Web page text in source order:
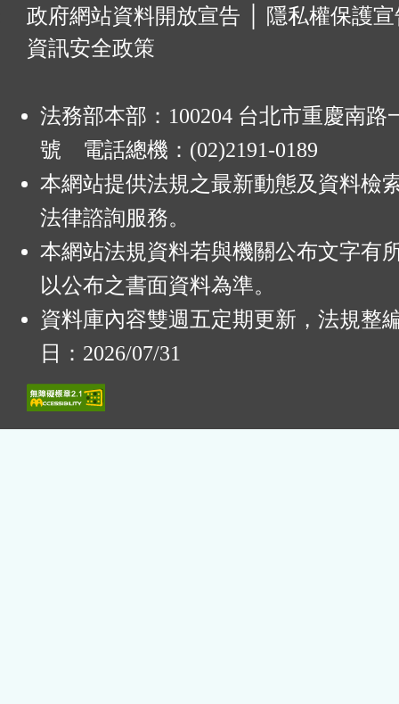
政府網站資料開放宣告
隱私權保護
資訊安全政策
法務部本部：100204 台北市重慶南路
號 電話總機：(02)2191-0189
本網站提供法規之最新動態及資料檢
法律諮詢服務。
本網站法規資料若與機關公布文字有
以公布之書面資料為準。
資料庫內容雙週五定期更新，法規整
日：2026/07/31